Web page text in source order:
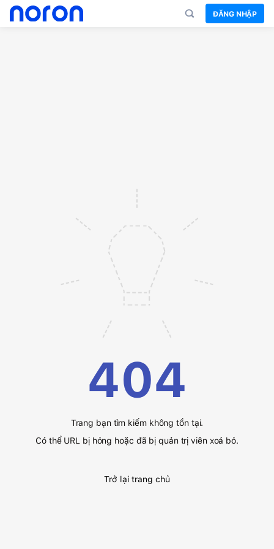
ĐĂNG NHẬP
404
Trang bạn tìm kiếm không tồn tại.
Có thể URL bị hỏng hoặc đã bị quản trị viên xoá bỏ.
Trở lại trang chủ